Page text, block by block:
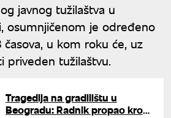
javnog tužilaštva u
osumnjičenom je određeno
u kom roku će, uz
priveden tužilaštvu.
Tragedija na gradilištu u
Beogradu: Radnik propao kroz